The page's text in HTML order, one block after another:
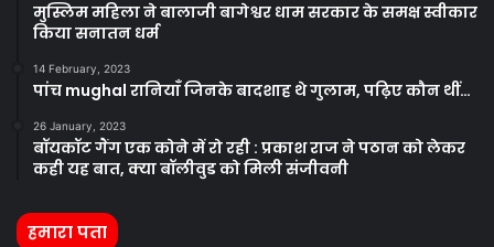
मुस्लिम महिला ने बालाजी बागेश्वर धाम सरकार के समक्ष स्वीकार
किया सनातन धर्म
14 February, 2023
पांच mughal रानियाँ जिनके बादशाह थे गुलाम, पढ़िए कौन थीं…
26 January, 2023
बॉयकॉट गैंग एक कोने में रो रही : प्रकाश राज ने पठान को लेकर
कही यह बात, क्या बॉलीवुड को मिली संजीवनी
हमारा पता